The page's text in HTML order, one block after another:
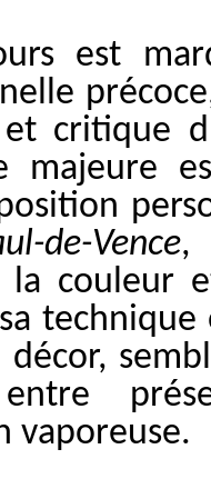
est
critique
majeure
de-Vence,
la couleur
vaporeuse.